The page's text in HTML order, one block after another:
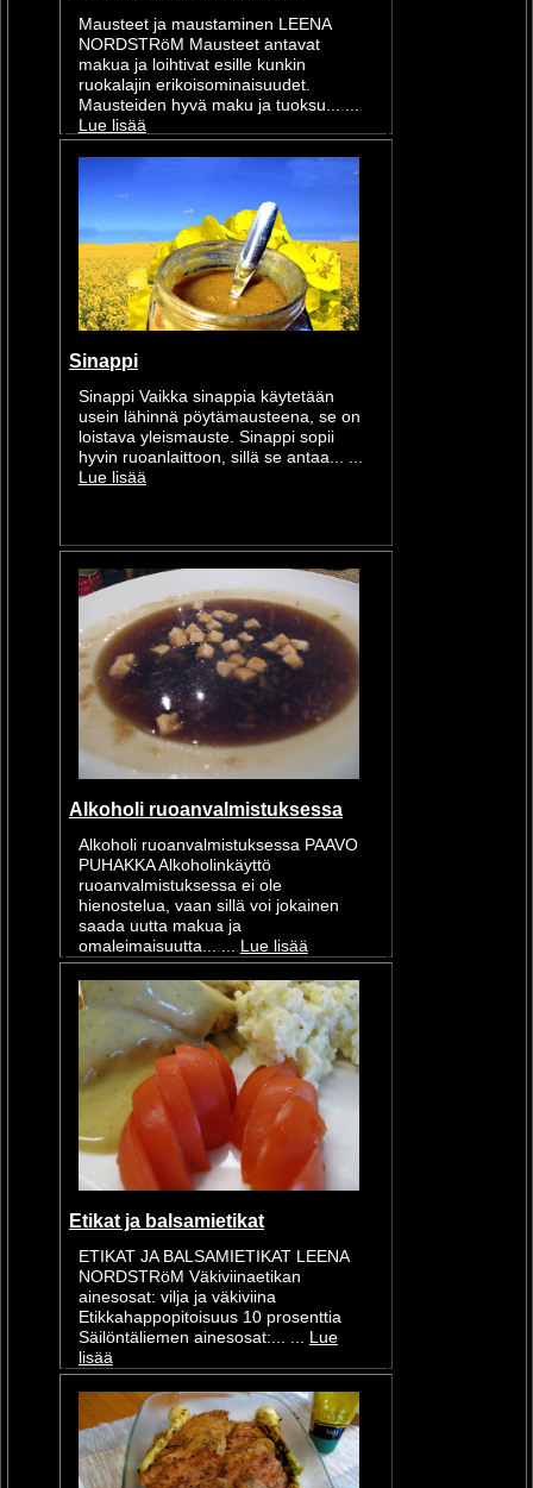
Mausteet ja maustaminen LEENA
NORDSTRöM Mausteet antavat
makua ja loihtivat esille kunkin
ruokalajin erikoisominaisuudet.
Mausteiden hyvä maku ja tuoksu... ...
Lue lisää
Sinappi
Sinappi Vaikka sinappia käytetään
usein lähinnä pöytämausteena, se on
loistava yleismauste. Sinappi sopii
hyvin ruoanlaittoon, sillä se antaa... ...
Lue lisää
Alkoholi ruoanvalmistuksessa
Alkoholi ruoanvalmistuksessa PAAVO
PUHAKKA Alkoholinkäyttö
ruoanvalmistuksessa ei ole
hienostelua, vaan sillä voi jokainen
saada uutta makua ja
omaleimaisuutta... ...
Lue lisää
Etikat ja balsamietikat
ETIKAT JA BALSAMIETIKAT LEENA
NORDSTRöM Väkiviinaetikan
ainesosat: vilja ja väkiviina
Etikkahappopitoisuus 10 prosenttia
Säilöntäliemen ainesosat:... ...
Lue
lisää